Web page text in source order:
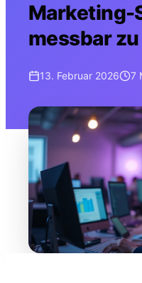
Marketing-
messbar
13. Februar 2026 7